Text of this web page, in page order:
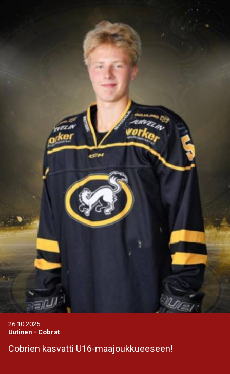
26.10.2025
Uutinen - Cobrat
Cobrien kasvatti U16-maajoukkueeseen!